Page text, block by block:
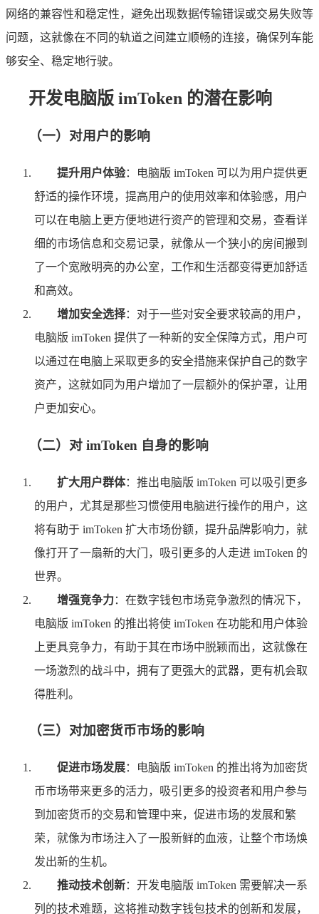
网络的兼容性和稳定性，避免出现数据传输错误或交易失败等
问题，这就像在不同的轨道之间建立顺畅的连接，确保列车能
够安全、稳定地行驶。
开发电脑版 imToken 的潜在影响
（一）对用户的影响
提升用户体验：电脑版 imToken 可以为用户提供更
舒适的操作环境，提高用户的使用效率和体验感，用户
可以在电脑上更方便地进行资产的管理和交易，查看详
细的市场信息和交易记录，就像从一个狭小的房间搬到
了一个宽敞明亮的办公室，工作和生活都变得更加舒适
和高效。
增加安全选择：对于一些对安全要求较高的用户，
电脑版 imToken 提供了一种新的安全保障方式，用户可
以通过在电脑上采取更多的安全措施来保护自己的数字
资产，这就如同为用户增加了一层额外的保护罩，让用
户更加安心。
（二）对 imToken 自身的影响
扩大用户群体：推出电脑版 imToken 可以吸引更多
的用户，尤其是那些习惯使用电脑进行操作的用户，这
将有助于 imToken 扩大市场份额，提升品牌影响力，就
像打开了一扇新的大门，吸引更多的人走进 imToken 的
世界。
增强竞争力：在数字钱包市场竞争激烈的情况下，
电脑版 imToken 的推出将使 imToken 在功能和用户体验
上更具竞争力，有助于其在市场中脱颖而出，这就像在
一场激烈的战斗中，拥有了更强大的武器，更有机会取
得胜利。
（三）对加密货币市场的影响
促进市场发展：电脑版 imToken 的推出将为加密货
币市场带来更多的活力，吸引更多的投资者和用户参与
到加密货币的交易和管理中来，促进市场的发展和繁
荣，就像为市场注入了一股新鲜的血液，让整个市场焕
发出新的生机。
推动技术创新：开发电脑版 imToken 需要解决一系
列的技术难题，这将推动数字钱包技术的创新和发展，